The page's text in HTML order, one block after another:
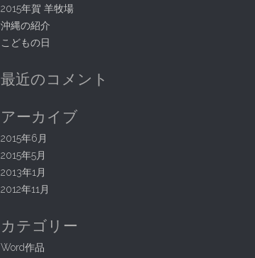
r
:
2015年賀 羊牧場
沖縄の紹介
こどもの日
最近のコメント
アーカイブ
2015年6月
2015年5月
2013年1月
2012年11月
カテゴリー
Word作品